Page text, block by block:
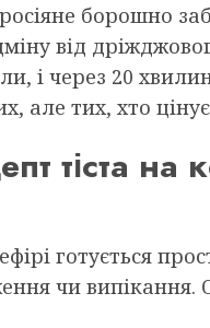
борошно
від
і через 20
але тих, хто
тіста на
готується
чи випікання.